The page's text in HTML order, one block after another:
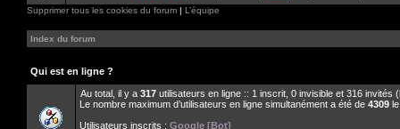
Supprimer tous les cookies du forum | L’équipe
Index du forum
Qui est en ligne ?
Au total, il y a 317 utilisateurs en ligne :: 1 inscrit, 0 invisible et 316
Le nombre maximum d’utilisateurs en ligne simultanément a été de 4309
Utilisateurs inscrits : Google [Bot]